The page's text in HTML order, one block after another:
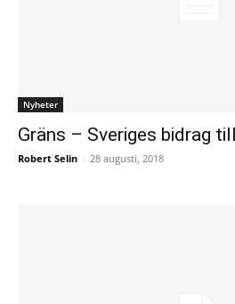
Nyheter
Gräns – Sveriges bidrag
Robert Selin - 28 augusti, 2018